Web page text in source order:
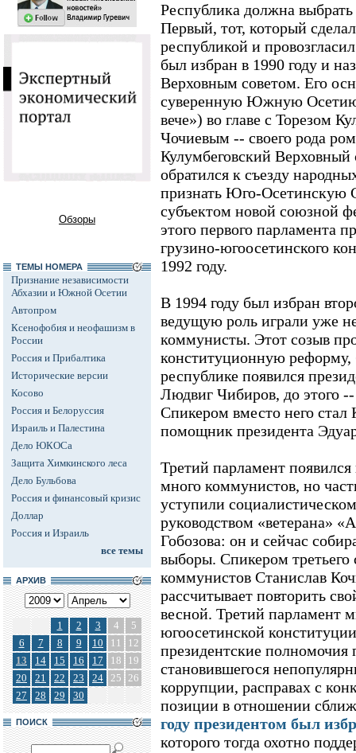
Обзоры
ТЕМЫ НОМЕРА
Признание независимости
Абхазии и Южной Осетии
Автопром
Ксенофобия и неофашизм в
России
Россия и Прибалтика
Исторические версии
Косово
Россия и Белоруссия
Израиль и Палестина
Дело ЮКОСа
Защита Химкинского леса
Дело Бульбова
Россия и финансовый кризис
Доллар
Россия и Израиль
все темы
АРХИВ
1 2 3 4
5
6
7 8 9 10 11
12
13
14 15 16 17 18
19
20
21 22 23 24 25 26
27
28 29 30
ПОИСК
Республика должна
Первый, тот, который
республикой и
был избран в 1990 году и
Верховным советом. Его
суверенную Южную
вече») во главе с Торезом
Чочиевым -- своего рода
Кулумбеговский Верховный
обратился к съезду
признать Юго-Осетинскую
субъектом новой союзной
этого первого парламента
грузино-югоосетинского
1992 году.
В 1994 году был избран
ведущую роль играли уже
коммунисты. Этот созыв
конституционную реформу,
республике появился
Людвиг Чибиров, до этого
Спикером вместо него стал
помощник президента
Третий парламент
много коммунистов, но
уступили
руководством «ветерана»
Гобозова: он и сейчас
выборы. Спикером третьего
коммунистов Станислав
рассчитывает повторить
весной. Третий парламент
югоосетинской
президентские полномочия
становившегося
коррупции, расправах с
позиции в отношении
году президентом был
которого тогда охотно